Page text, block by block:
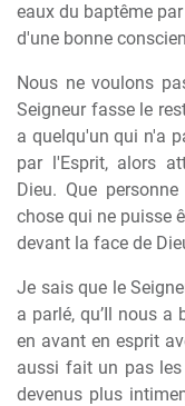
eaux du baptême
d'une bonne
Nous ne voulons
Seigneur fasse le
a quelqu'un qui n'a
par l'Esprit, alors
Dieu. Que
chose qui ne puisse
devant la face de
Je sais que le
a parlé, qu’Il nous
en avant en esprit
aussi fait un pas
devenus plus